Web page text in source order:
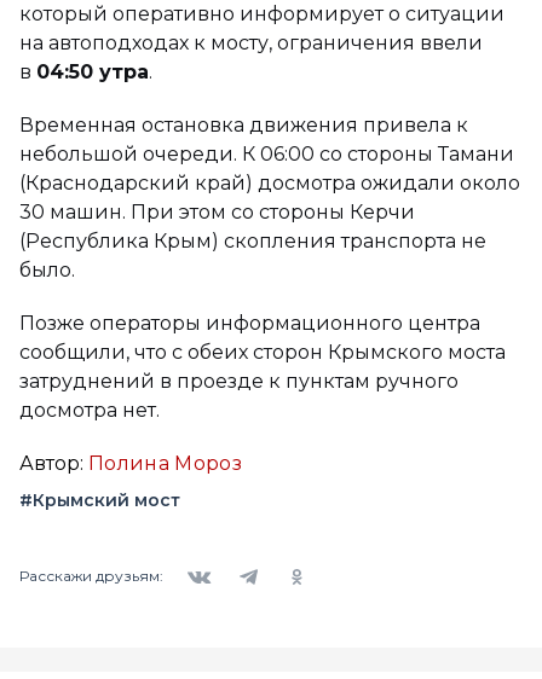
который оперативно информирует о ситуации
на автоподходах к мосту, ограничения ввели
в 04:50 утра.
Временная остановка движения привела к
небольшой очереди. К 06:00 со стороны Тамани
(Краснодарский край) досмотра ожидали около
30 машин. При этом со стороны Керчи
(Республика Крым) скопления транспорта не
было.
Позже операторы информационного центра
сообщили, что с обеих сторон Крымского моста
затруднений в проезде к пунктам ручного
досмотра нет.
Автор: Полина Мороз
#Крымский мост
Расскажи друзьям: